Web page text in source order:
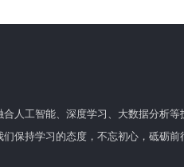
合人工智能、深度学习、大数据分析
们保持学习的态度，不忘初心，砥砺前